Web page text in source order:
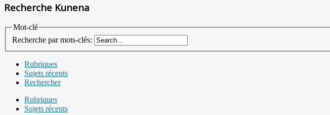
Recherche Kunena
Mot-clé
Recherche par mots-clés:
Rubriques
Sujets récents
Rechercher
Rubriques
Sujets récents